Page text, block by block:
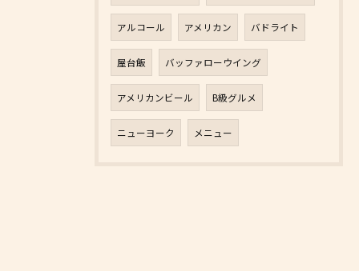
アルコール アメリカン バドライト
屋台飯 バッファローウイング
アメリカンビール B級グルメ
ニューヨーク メニュー